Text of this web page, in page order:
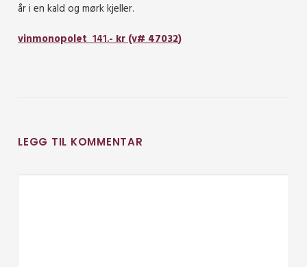
år i en kald og mørk kjeller.
vinmonopolet141.-kr (v#47032)
LEGG TIL KOMMENTAR